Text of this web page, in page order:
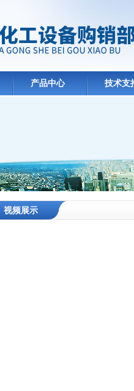
产品中心 技术支
视频展示